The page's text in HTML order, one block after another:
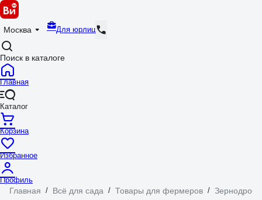
Москва Для юрлиц
Поиск в каталоге
Главная
Каталог
Корзина
Избранное
Профиль
Главная / Всё для сада / Товары для фермеров /